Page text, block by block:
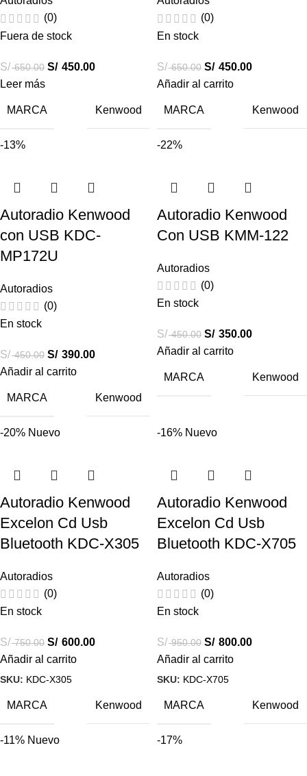
(0)
Fuera de stock
S/650.00 S/ 450.00
Leer más
MARCA Kenwood
(0)
En stock
S/650.00 S/ 450.00
Añadir al carrito
MARCA Kenwood
-13%
Autoradio Kenwood
con USB KDC-
MP172U
Autoradios
(0)
En stock
S/450.00 S/ 390.00
Añadir al carrito
MARCA Kenwood
-22%
Autoradio Kenwood
Con USB KMM-122
Autoradios
(0)
En stock
S/450.00 S/ 350.00
Añadir al carrito
MARCA Kenwood
-20% Nuevo
Autoradio Kenwood
Excelon Cd Usb
Bluetooth KDC-X305
Autoradios
(0)
En stock
S/750.00 S/ 600.00
Añadir al carrito
SKU: KDC-X305
MARCA Kenwood
-16% Nuevo
Autoradio Kenwood
Excelon Cd Usb
Bluetooth KDC-X705
Autoradios
(0)
En stock
S/950.00 S/ 800.00
Añadir al carrito
SKU: KDC-X705
MARCA Kenwood
-11% Nuevo -17%